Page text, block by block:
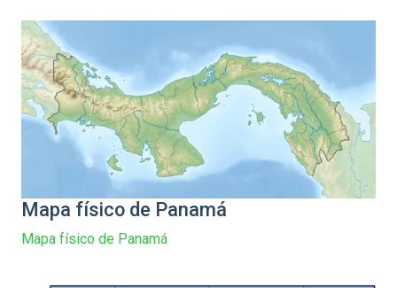
Mapa físico de Panamá
Mapa físico de Panamá